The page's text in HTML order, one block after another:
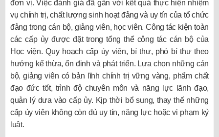
đơn vị. Việc đánh giá đã gần với kết quả thực hiện nhiệm
vụ chính trị, chất lượng sinh hoạt đảng và uy tín của tổ chức
đảng trong cán bộ, giảng viên, học viên. Công tác kiện toàn
các cấp ủy được đặt trong tổng thể công tác cán bộ của
Học viện. Quy hoạch cấp ủy viên, bí thư, phó bí thư theo
hướng kế thừa, ổn định và phát triển. Lựa chọn những cán
bộ, giảng viên có bản lĩnh chính trị vững vàng, phẩm chất
đạo đức tốt, trình độ chuyên môn và năng lực lãnh đạo,
quản lý dưa vào cấp ủy. Kịp thời bổ sung, thay thế những
cấp ủy viên không còn đủ uy tín, năng lực hoặc vi phạm kỷ
luật.